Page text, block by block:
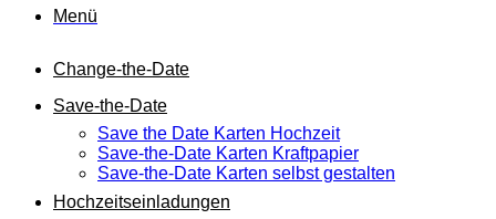
Menü
Change-the-Date
Save-the-Date
Save the Date Karten Hochzeit
Save-the-Date Karten Kraftpapier
Save-the-Date Karten selbst gestalten
Hochzeitseinladungen